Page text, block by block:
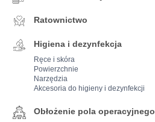
Ratownictwo
Higiena i dezynfekcja
Ręce i skóra
Powierzchnie
Narzędzia
Akcesoria do higieny i dezynfekcji
Obłożenie pola operacyjnego